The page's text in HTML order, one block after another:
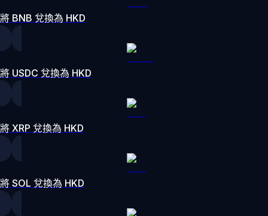
將 BNB 兌換為 HKD
將 USDC 兌換為 HKD
將 XRP 兌換為 HKD
將 SOL 兌換為 HKD